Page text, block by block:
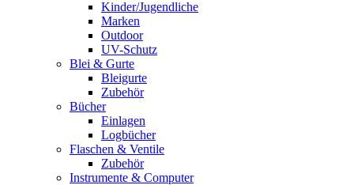
Kinder/Jugendliche
Marken
Outdoor
UV-Schutz
Blei & Gurte
Bleigurte
Zubehör
Bücher
Einlagen
Logbücher
Flaschen & Ventile
Zubehör
Instrumente & Computer